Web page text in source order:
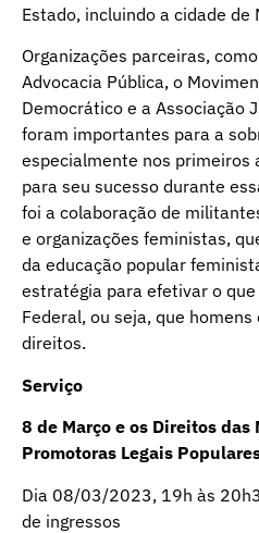
Estado, incluindo a cidade de
Organizações parceiras,
Advocacia Pública, o
Democrático e a Associação
foram importantes para a
especialmente nos primeiros
para seu sucesso durante
foi a colaboração de
e organizações feministas,
da educação popular
estratégia para efetivar o
Federal, ou seja, que
direitos.
Serviço
8 de Março e os Direitos das
Promotoras Legais
Dia 08/03/2023, 19h às
de ingressos